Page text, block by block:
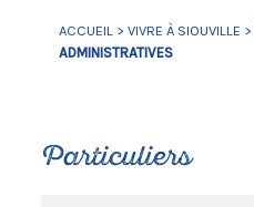
ACCUEIL > VIVRE À SIOUVILLE >
ADMINISTRATIVES
Particuliers